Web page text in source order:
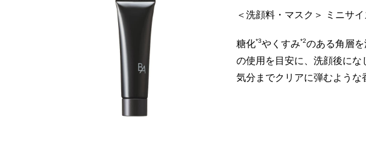
＜洗顔料・マスク＞ ミニサ
糖化*3やくすみ*2のある角層
の使用を目安に、洗顔後にな
気分までクリアに弾むような